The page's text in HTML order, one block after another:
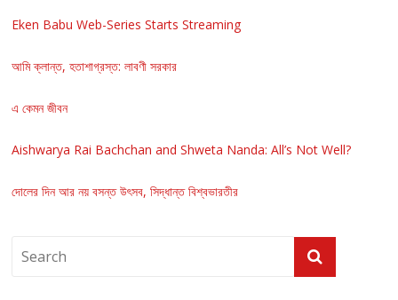
Eken Babu Web-Series Starts Streaming
আমি ক্লান্ত, হতাশাগ্রস্ত: লাবণী সরকার
এ কেমন জীবন
Aishwarya Rai Bachchan and Shweta Nanda: All’s Not Well?
দোলের দিন আর নয় বসন্ত উৎসব, সিদ্ধান্ত বিশ্বভারতীর